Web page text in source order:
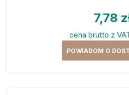
7,78
cena brutto z
POWIADOM O